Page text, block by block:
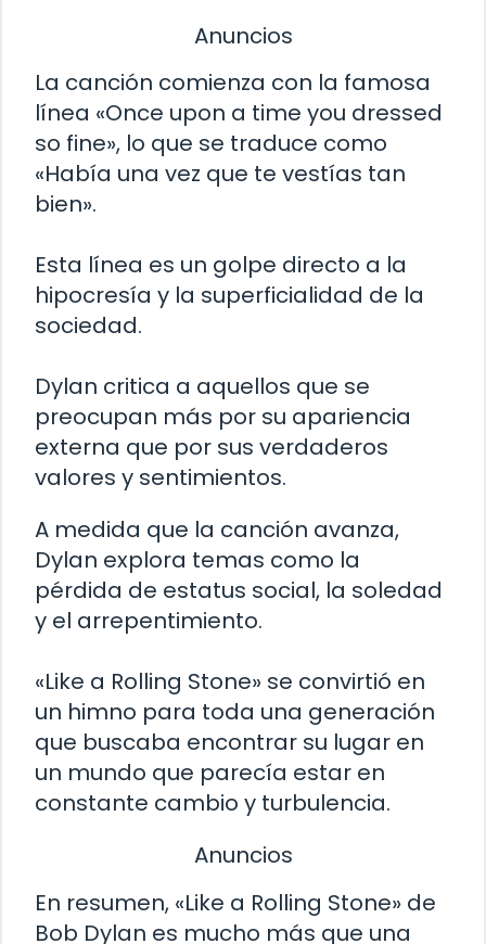
Anuncios
La canción comienza con la famosa
línea «Once upon a time you dressed
so fine», lo que se traduce como
«Había una vez que te vestías tan
bien».
Esta línea es un golpe directo a la
hipocresía y la superficialidad de la
sociedad.
Dylan critica a aquellos que se
preocupan más por su apariencia
externa que por sus verdaderos
valores y sentimientos.
A medida que la canción avanza,
Dylan explora temas como la
pérdida de estatus social, la soledad
y el arrepentimiento.
«Like a Rolling Stone» se convirtió en
un himno para toda una generación
que buscaba encontrar su lugar en
un mundo que parecía estar en
constante cambio y turbulencia.
Anuncios
En resumen, «Like a Rolling Stone» de
Bob Dylan es mucho más que una